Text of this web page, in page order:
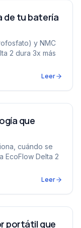
batería importa
de tu batería
y NMC
2 dura 3x más
Leer
duplica tu
que
cuándo se
EcoFlow Delta 2
Leer
que también es
portátil que